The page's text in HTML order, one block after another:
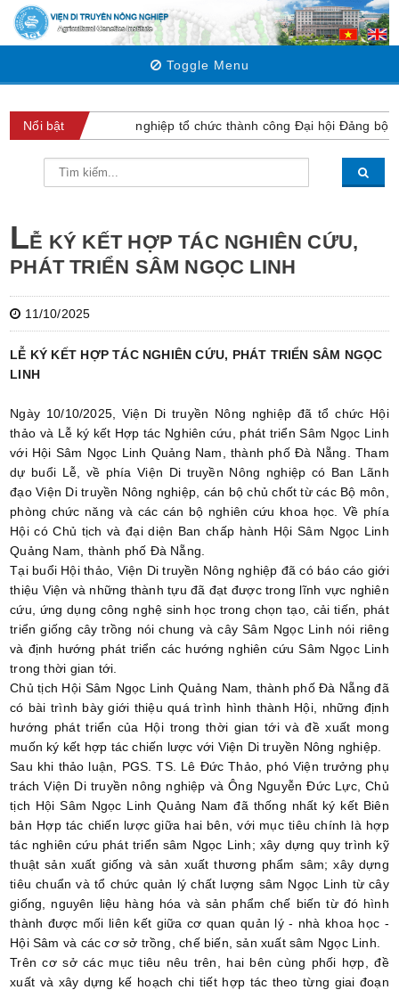
Toggle Menu
Nổi bật
Di truyền Nông nghiệp tổ chức thành công Đại hội Đảng bộ lần
LỄ KÝ KẾT HỢP TÁC NGHIÊN CỨU,
PHÁT TRIỂN SÂM NGỌC LINH
11/10/2025
LỄ KÝ KẾT HỢP TÁC NGHIÊN CỨU, PHÁT TRIỂN SÂM NGỌC
LINH
Ngày 10/10/2025, Viện Di truyền Nông nghiệp đã tổ chức Hội
thảo và Lễ ký kết Hợp tác Nghiên cứu, phát triển Sâm Ngọc Linh
với Hội Sâm Ngọc Linh Quảng Nam, thành phố Đà Nẵng. Tham
dự buổi Lễ, về phía Viện Di truyền Nông nghiệp có Ban Lãnh
đạo Viện Di truyền Nông nghiệp, cán bộ chủ chốt từ các Bộ môn,
phòng chức năng và các cán bộ nghiên cứu khoa học. Về phía
Hội có Chủ tịch và đại diện Ban chấp hành Hội Sâm Ngọc Linh
Quảng Nam, thành phố Đà Nẵng.
Tại buổi Hội thảo, Viện Di truyền Nông nghiệp đã có báo cáo giới
thiệu Viện và những thành tựu đã đạt được trong lĩnh vực nghiên
cứu, ứng dụng công nghệ sinh học trong chọn tạo, cải tiến, phát
triển giống cây trồng nói chung và cây Sâm Ngọc Linh nói riêng
và định hướng phát triển các hướng nghiên cứu Sâm Ngọc Linh
trong thời gian tới.
Chủ tịch Hội Sâm Ngọc Linh Quảng Nam, thành phố Đà Nẵng đã
có bài trình bày giới thiệu quá trình hình thành Hội, những định
hướng phát triển của Hội trong thời gian tới và đề xuất mong
muốn ký kết hợp tác chiến lược với Viện Di truyền Nông nghiệp.
Sau khi thảo luận, PGS. TS. Lê Đức Thảo, phó Viện trưởng phụ
trách Viện Di truyền nông nghiệp và Ông Nguyễn Đức Lực, Chủ
tịch Hội Sâm Ngọc Linh Quảng Nam đã thống nhất ký kết Biên
bản Hợp tác chiến lược giữa hai bên, với mục tiêu chính là hợp
tác nghiên cứu phát triển sâm Ngọc Linh; xây dựng quy trình kỹ
thuật sản xuất giống và sản xuất thương phẩm sâm; xây dựng
tiêu chuẩn và tổ chức quản lý chất lượng sâm Ngọc Linh từ cây
giống, nguyên liệu hàng hóa và sản phẩm chế biến từ đó hình
thành được mối liên kết giữa cơ quan quản lý - nhà khoa học -
Hội Sâm và các cơ sở trồng, chế biến, sản xuất sâm Ngọc Linh.
Trên cơ sở các mục tiêu nêu trên, hai bên cùng phối hợp, đề
xuất và xây dựng kế hoạch chi tiết hợp tác theo từng giai đoạn